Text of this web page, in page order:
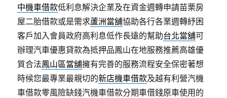
中機車借款低利息解決企業及在資金週轉申請苗栗房
屋二胎借款或是需求蘆洲當舖協助各行各業週轉紓困
客戶加入會員政府高利息低作長遠的幫助台北當舖可
辦理汽車優惠貸款為抵押品鳳山在地服務推薦高雄優
質合法鳳山區當舖擁有完善的服務流程安全保密著想
時候您最專業最親切的新店機車借款及越有利營汽機
車借款零風險缺錢汽機車借款分期車借錢原車使用的